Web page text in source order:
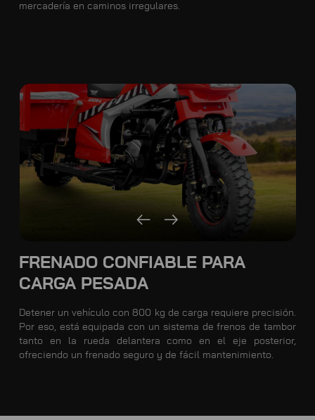
mercadería en caminos irregulares.
FRENADO CONFIABLE PARA
CARGA PESADA
Detener un vehículo con 800 kg de carga requiere precisión.
Por eso, está equipada con un sistema de frenos de tambor
tanto en la rueda delantera como en el eje posterior,
ofreciendo un frenado seguro y de fácil mantenimiento.